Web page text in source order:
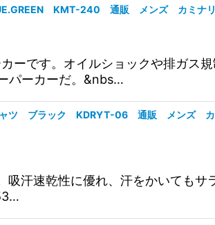
KMT-240 通販 メンズ カミナ
ーです。オイルショックや排ガス
パーカーだ。&nbs…
シャツ ブラック KDRYT-06 通販 メンズ カ
吸汗速乾性に優れ、汗をかいても